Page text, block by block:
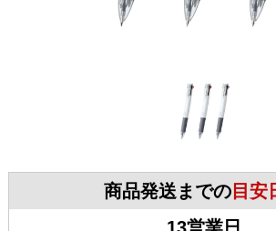
商品発送までの 目安